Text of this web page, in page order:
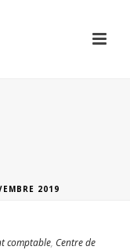
2019
comptable, Centre de